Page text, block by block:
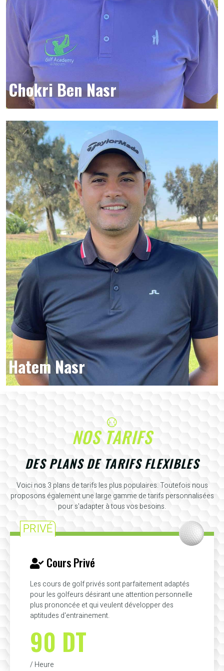
Chokri Ben Nasr
Hatem Nasr
NOS TARIFS
DES PLANS DE TARIFS FLEXIBLES
Voici nos 3 plans de tarifs les plus populaires. Toutefois nous
proposons également une large gamme de tarifs personnalisées
pour s'adapter à tous vos besoins.
PRIVÉ
Cours Privé
Les cours de golf privés sont parfaitement adaptés
pour les golfeurs désirant une attention personnelle
plus prononcée et qui veulent développer des
aptitudes d'entrainement.
90 DT
/ Heure